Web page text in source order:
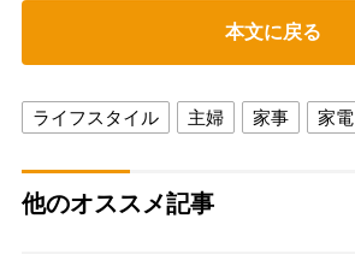
本文に戻る
ライフスタイル 主婦 家事 家電
他のオススメ記事